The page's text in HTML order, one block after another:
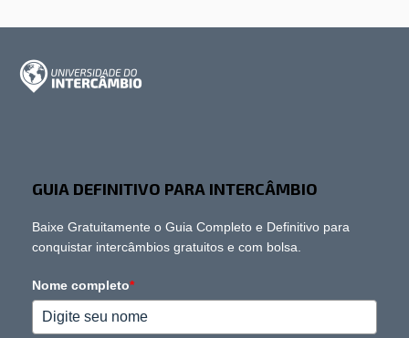
GUIA DEFINITIVO PARA INTERCÂMBIO
Baixe Gratuitamente o Guia Completo e Definitivo para
conquistar intercâmbios gratuitos e com bolsa.
Nome completo*